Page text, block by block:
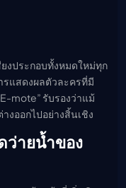
งประกอบทั้งหมดใหม่ทุก
รแสดงผลตัวละครที่มี
mote” รับรองว่าแม้
งออกไปอย่างสิ้นเชิง
ว่ายน้ำของ